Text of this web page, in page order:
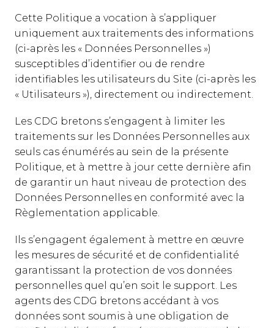
Cette Politique a vocation à s’appliquer
uniquement aux traitements des informations
(ci-après les « Données Personnelles »)
susceptibles d’identifier ou de rendre
identifiables les utilisateurs du Site (ci-après les
« Utilisateurs »), directement ou indirectement.
Les CDG bretons s’engagent à limiter les
traitements sur les Données Personnelles aux
seuls cas énumérés au sein de la présente
Politique, et à mettre à jour cette dernière afin
de garantir un haut niveau de protection des
Données Personnelles en conformité avec la
Règlementation applicable.
Ils s’engagent également à mettre en œuvre
les mesures de sécurité et de confidentialité
garantissant la protection de vos données
personnelles quel qu’en soit le support. Les
agents des CDG bretons accédant à vos
données sont soumis à une obligation de